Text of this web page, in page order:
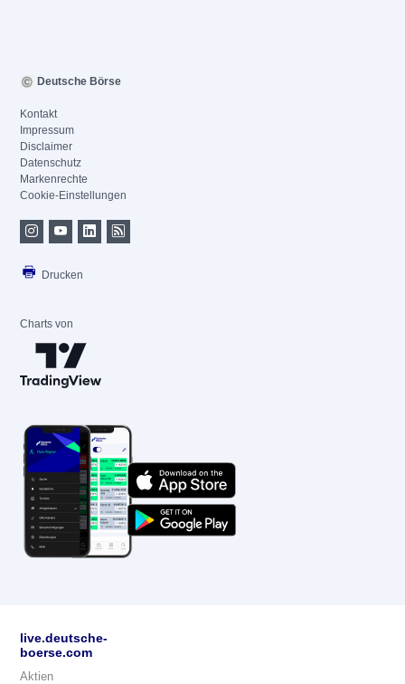
Deutsche Börse
Kontakt
Impressum
Disclaimer
Datenschutz
Markenrechte
Cookie-Einstellungen
Drucken
Charts von
live.deutsche-
boerse.com
Aktien